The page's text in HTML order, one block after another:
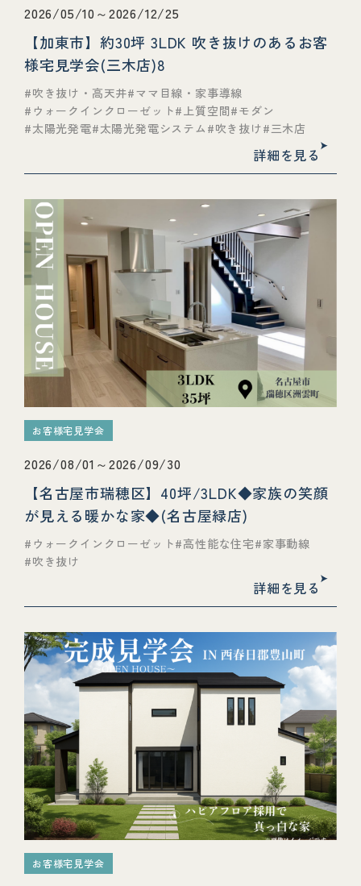
2026/05/10～2026/12/25
【加東市】約30坪 3LDK 吹き抜けのあるお客
様宅見学会(三木店)8
吹き抜け・高天井 ママ目線・家事導線
ウォークインクローゼット
上質空間
モダン
太陽光発電 太陽光発電システム 吹き抜け 三木店
詳細を見る
お客様宅見学会
2026/08/01～2026/09/30
【名古屋市瑞穂区】40坪/3LDK◆家族の笑顔
が見える暖かな家◆(名古屋緑店)
ウォークインクローゼット 高性能な住宅
家事動線
吹き抜け
詳細を見る
お客様宅見学会